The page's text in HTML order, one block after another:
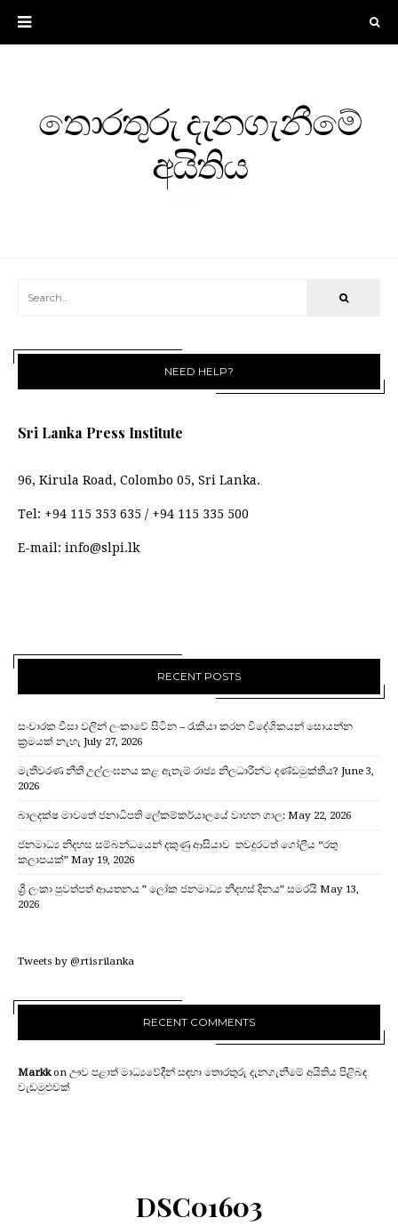
තොරතුරු දැනගැනීමේ
අයිතිය
NEED HELP?
Sri Lanka Press Institute
96, Kirula Road, Colombo 05, Sri Lanka.
Tel: +94 115 353 635 / +94 115 335 500
E-mail: info@slpi.lk
RECENT POSTS
සංචාරක වීසා වලින් ලංකාවේ සිටින – රැකියා කරන විදේශිකයන් සොයන්න
ක්‍රමයක් නැහැ July 27, 2026
මැතිවරණ නීති උල්ලංඝනය කළ ඇතැම් රාජ්‍ය නිලධාරීන්ට දණ්ඩමුක්තිය? June 3,
2026
බාලදක්ෂ මාවතේ ජනාධිපති ලේකම්කර්යාලයේ වාහන ගාල: May 22, 2026
ජනමාධ්‍ය නිදහස සම්බන්ධයෙන් දකුණු ආසියාව තවදුරටත් ගෝලීය “රතු
කලාපයක්” May 19, 2026
ශ්‍රී ලංකා පුවත්පත් ආයතනය ” ලෝක ජනමාධ්‍ය නිදහස් දිනය” සමරයි May 13,
2026
Tweets by @rtisrilanka
RECENT COMMENTS
Markkon ඌව පළාත් මාධ්‍යවේදීන් සඳහා තොරතුරු දැනගැනීමේ අයිතිය පිළිබඳ
වැඩමුළුවක්
DSC01603